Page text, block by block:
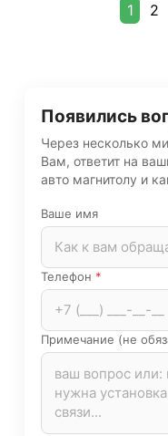
1 2
Появились
Через несколько
Вам, ответит на
авто магнитолу и
Ваше имя
Телефон *
Примечание (не